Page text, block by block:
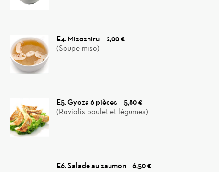
E4. Misoshiru
2,00 €
(Soupe miso)
E5. Gyoza 6 pièces
5,80 €
(Raviolis poulet et légumes)
E6. Salade au saumon 6,50 €